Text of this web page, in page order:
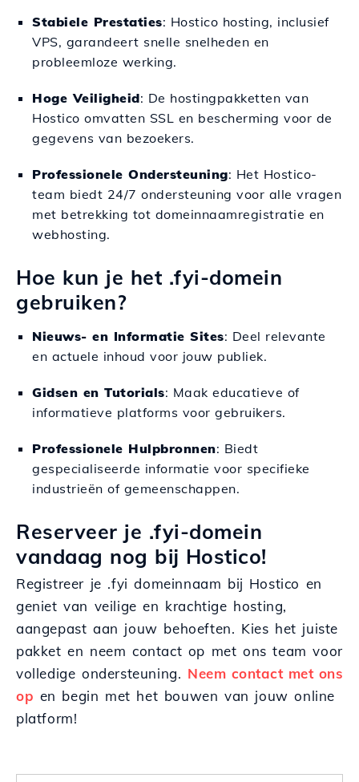
Stabiele Prestaties: Hostico hosting, inclusief
VPS, garandeert snelle snelheden en
probleemloze werking.
Hoge Veiligheid: De hostingpakketten van
Hostico omvatten SSL en bescherming voor de
gegevens van bezoekers.
Professionele Ondersteuning: Het Hostico-
team biedt 24/7 ondersteuning voor alle vragen
met betrekking tot domeinnaamregistratie en
webhosting.
Hoe kun je het .fyi-domein
gebruiken?
Nieuws- en Informatie Sites: Deel relevante
en actuele inhoud voor jouw publiek.
Gidsen en Tutorials: Maak educatieve of
informatieve platforms voor gebruikers.
Professionele Hulpbronnen: Biedt
gespecialiseerde informatie voor specifieke
industrieën of gemeenschappen.
Reserveer je .fyi-domein
vandaag nog bij Hostico!
Registreer je .fyi domeinnaam bij Hostico en
geniet van veilige en krachtige hosting,
aangepast aan jouw behoeften. Kies het juiste
pakket en neem contact op met ons team voor
volledige ondersteuning. Neem contact met ons
op en begin met het bouwen van jouw online
platform!